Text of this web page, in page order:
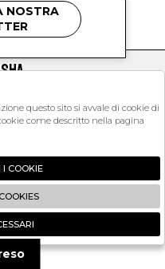
kids
by
NOSTRA
questo sito si avvale di cookie di
come descritto nella pagina
I COOKIE